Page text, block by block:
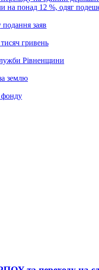
на понад 12 %, одяг
заяв
гривень
Рівненщини
землю
фонду